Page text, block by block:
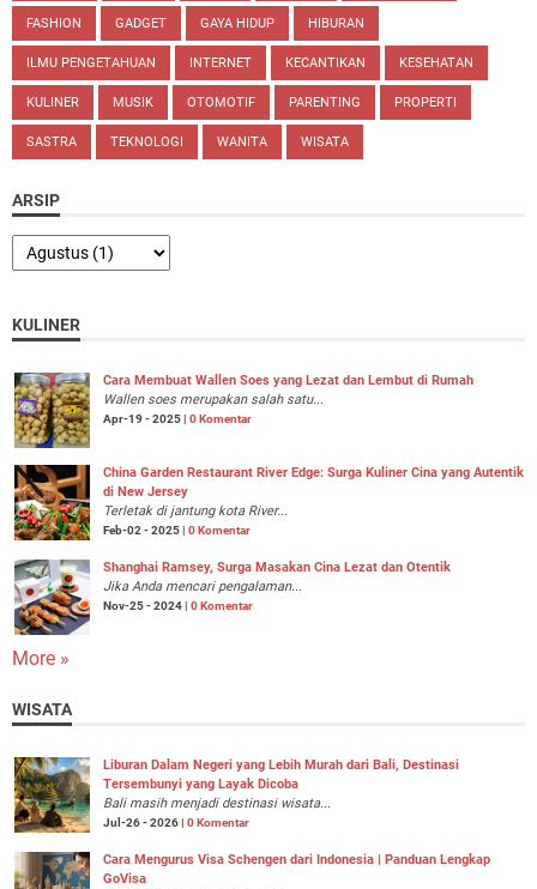
FASHION GADGET GAYA HIDUP HIBURAN
ILMU PENGETAHUAN INTERNET KECANTIKAN KESEHATAN
KULINER MUSIK OTOMOTIF PARENTING PROPERTI
SASTRA TEKNOLOGI WANITA WISATA
ARSIP
KULINER
Cara Membuat Wallen Soes yang Lezat dan Lembut di Rumah
Wallen soes merupakan salah satu...
Apr-19 - 2025 | 0 Komentar
China Garden Restaurant River Edge: Surga Kuliner Cina yang Autentik
di New Jersey
Terletak di jantung kota River...
Feb-02 - 2025 | 0 Komentar
Shanghai Ramsey, Surga Masakan Cina Lezat dan Otentik
Jika Anda mencari pengalaman...
Nov-25 - 2024 | 0 Komentar
More »
WISATA
Liburan Dalam Negeri yang Lebih Murah dari Bali, Destinasi
Tersembunyi yang Layak Dicoba
Bali masih menjadi destinasi wisata...
Jul-26 - 2026 | 0 Komentar
Cara Mengurus Visa Schengen dari Indonesia | Panduan Lengkap
GoVisa